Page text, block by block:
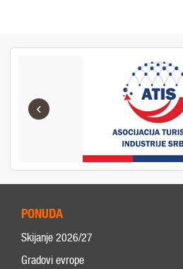
‹
PONUDA
Skijanje 2026/27
Gradovi evrope